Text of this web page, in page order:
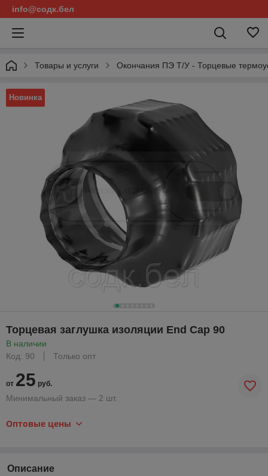
info@содк.бел
Товары и услуги Окончания ПЭ Т/У - Торцевые
Новинка
Торцевая заглушка изоляции End Cap 90
В наличии
Код: 90
Только опт
от 25 руб.
Минимальный заказ — 2 шт.
Оптовые цены
Описание